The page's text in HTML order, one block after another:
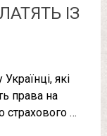
ІЗ
які
права на
страхового …